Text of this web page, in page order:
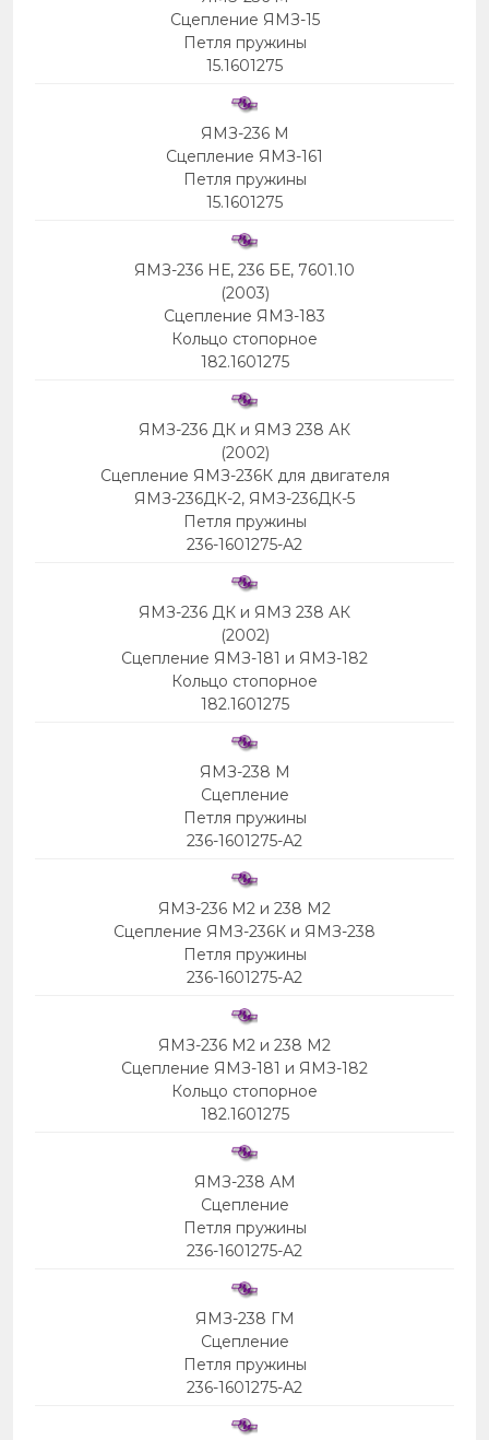
Сцепление ЯМЗ-15
Петля пружины
15.1601275
ЯМЗ-236 М
Сцепление ЯМЗ-161
Петля пружины
15.1601275
ЯМЗ-236 НЕ, 236 БЕ, 7601.10
(2003)
Сцепление ЯМЗ-183
Кольцо стопорное
182.1601275
ЯМЗ-236 ДК и ЯМЗ 238 АК
(2002)
Сцепление ЯМЗ-236К для двигателя
ЯМЗ-236ДК-2, ЯМЗ-236ДК-5
Петля пружины
236-1601275-А2
ЯМЗ-236 ДК и ЯМЗ 238 АК
(2002)
Сцепление ЯМЗ-181 и ЯМЗ-182
Кольцо стопорное
182.1601275
ЯМЗ-238 М
Сцепление
Петля пружины
236-1601275-А2
ЯМЗ-236 М2 и 238 М2
Сцепление ЯМЗ-236К и ЯМЗ-238
Петля пружины
236-1601275-А2
ЯМЗ-236 М2 и 238 М2
Сцепление ЯМЗ-181 и ЯМЗ-182
Кольцо стопорное
182.1601275
ЯМЗ-238 АМ
Сцепление
Петля пружины
236-1601275-А2
ЯМЗ-238 ГМ
Сцепление
Петля пружины
236-1601275-А2